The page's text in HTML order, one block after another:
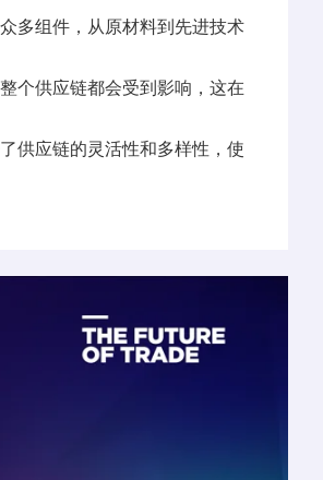
多组件，从原材料到先进技术
个供应链都会受到影响，这在
供应链的灵活性和多样性，使